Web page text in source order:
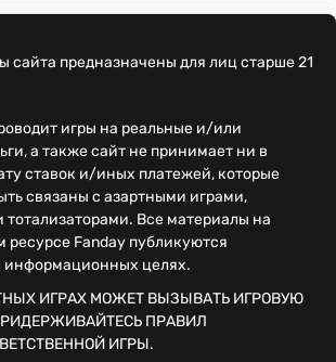
сайта предназначены для лиц старше 21
игры на реальные и/или
а также сайт не принимает ни в
ставок и/иных платежей, которые
связаны с азартными играми,
Все материалы на
Fanday публикуются
информационных целях.
ИГРАХ МОЖЕТ ВЫЗЫВАТЬ ИГРОВУЮ
ПРАВИЛ
ИГРЫ.